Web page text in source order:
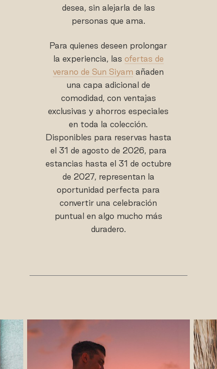
desea, sin alejarla de las
personas que ama.
Para quienes deseen prolongar
la experiencia, las ofertas de
verano de Sun Siyam añaden
una capa adicional de
comodidad, con ventajas
exclusivas y ahorros especiales
en toda la colección.
Disponibles para reservas hasta
el 31 de agosto de 2026, para
estancias hasta el 31 de octubre
de 2027, representan la
oportunidad perfecta para
convertir una celebración
puntual en algo mucho más
duradero.